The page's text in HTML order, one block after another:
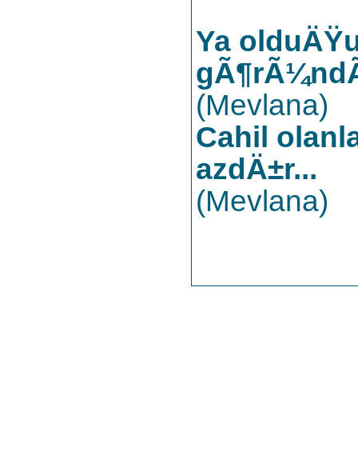
Ya
(Mevlana)
Cahil
azdÄ±r...
(Mevlana)